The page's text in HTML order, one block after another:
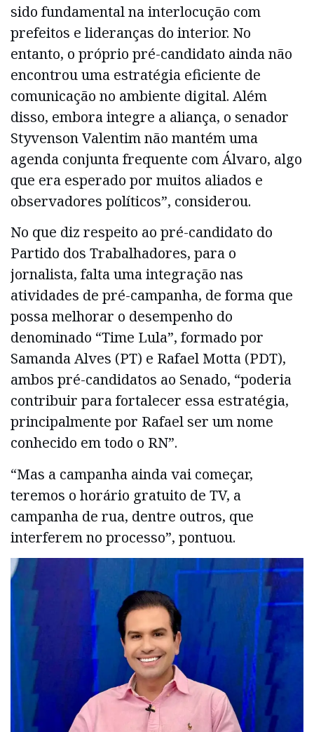
sido fundamental na interlocução com
prefeitos e lideranças do interior. No
entanto, o próprio pré-candidato ainda não
encontrou uma estratégia eficiente de
comunicação no ambiente digital. Além
disso, embora integre a aliança, o senador
Styvenson Valentim não mantém uma
agenda conjunta frequente com Álvaro, algo
que era esperado por muitos aliados e
observadores políticos”, considerou.
No que diz respeito ao pré-candidato do
Partido dos Trabalhadores, para o
jornalista, falta uma integração nas
atividades de pré-campanha, de forma que
possa melhorar o desempenho do
denominado “Time Lula”, formado por
Samanda Alves (PT) e Rafael Motta (PDT),
ambos pré-candidatos ao Senado, “poderia
contribuir para fortalecer essa estratégia,
principalmente por Rafael ser um nome
conhecido em todo o RN”.
“Mas a campanha ainda vai começar,
teremos o horário gratuito de TV, a
campanha de rua, dentre outros, que
interferem no processo”, pontuou.